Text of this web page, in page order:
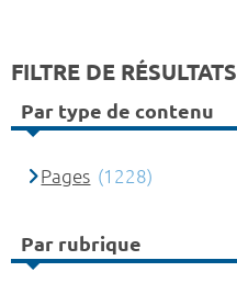
FILTRE DE RÉSULTATS
Par type de contenu
Pages (1228)
Par rubrique